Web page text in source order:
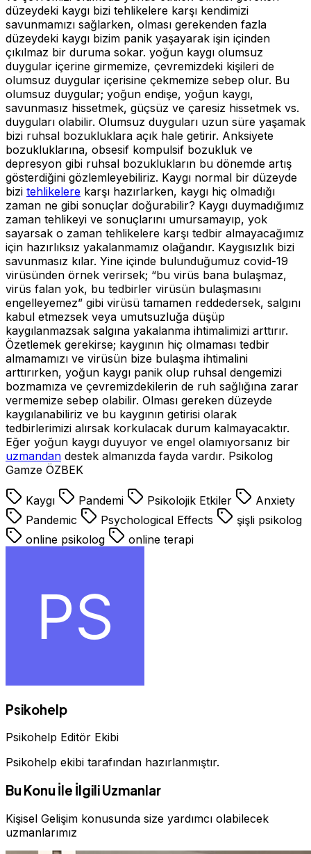
düzeydeki kaygı bizi tehlikelere karşı kendimizi
savunmamızı sağlarken, olması gerekenden fazla
düzeydeki kaygı bizim panik yaşayarak işin içinden
çıkılmaz bir duruma sokar. yoğun kaygı olumsuz
duygular içerine girmemize, çevremizdeki kişileri de
olumsuz duygular içerisine çekmemize sebep olur. Bu
olumsuz duygular; yoğun endişe, yoğun kaygı,
savunmasız hissetmek, güçsüz ve çaresiz hissetmek vs.
duyguları olabilir. Olumsuz duyguları uzun süre yaşamak
bizi ruhsal bozukluklara açık hale getirir. Anksiyete
bozukluklarına, obsesif kompulsif bozukluk ve
depresyon gibi ruhsal bozuklukların bu dönemde artış
gösterdiğini gözlemleyebiliriz. Kaygı normal bir düzeyde
bizi tehlikelere karşı hazırlarken, kaygı hiç olmadığı
zaman ne gibi sonuçlar doğurabilir? Kaygı duymadığımız
zaman tehlikeyi ve sonuçlarını umursamayıp, yok
sayarsak o zaman tehlikelere karşı tedbir almayacağımız
için hazırlıksız yakalanmamız olağandır. Kaygısızlık bizi
savunmasız kılar. Yine içinde bulunduğumuz covid-19
virüsünden örnek verirsek; “bu virüs bana bulaşmaz,
virüs falan yok, bu tedbirler virüsün bulaşmasını
engelleyemez” gibi virüsü tamamen reddedersek, salgını
kabul etmezsek veya umutsuzluğa düşüp
kaygılanmazsak salgına yakalanma ihtimalimizi arttırır.
Özetlemek gerekirse; kaygının hiç olmaması tedbir
almamamızı ve virüsün bize bulaşma ihtimalini
arttırırken, yoğun kaygı panik olup ruhsal dengemizi
bozmamıza ve çevremizdekilerin de ruh sağlığına zarar
vermemize sebep olabilir. Olması gereken düzeyde
kaygılanabiliriz ve bu kaygının getirisi olarak
tedbirlerimizi alırsak korkulacak durum kalmayacaktır.
Eğer yoğun kaygı duyuyor ve engel olamıyorsanız bir
uzmandan destek almanızda fayda vardır. Psikolog
Gamze ÖZBEK
Kaygı Pandemi Psikolojik Etkiler
Anxiety
Pandemic
Psychological Effects
şişli psikolog
online psikolog
online terapi
Psikohelp
Psikohelp Editör Ekibi
Psikohelp ekibi tarafından hazırlanmıştır.
Bu Konu İle İlgili Uzmanlar
Kişisel Gelişim konusunda size yardımcı olabilecek
uzmanlarımız